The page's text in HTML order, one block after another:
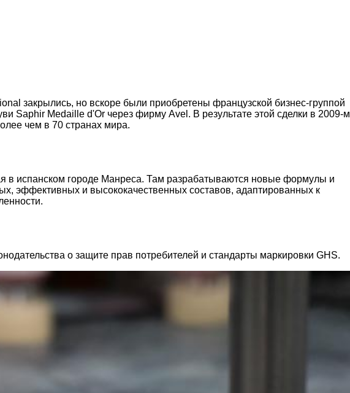
закрылись, но вскоре были приобретены французской бизнес-группой
Saphir Medaille d'Or через фирму Avel. В результате этой сделки в 2009-м
чем в 70 странах мира.
в испанском городе Манреса. Там разрабатываются новые формулы и
эффективных и высококачественных составов, адаптированных к
о защите прав потребителей и стандарты маркировки GHS.